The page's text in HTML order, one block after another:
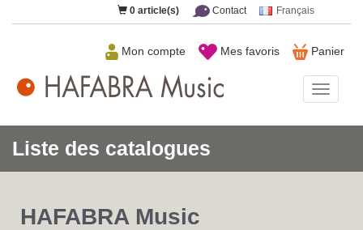
0 article(s) Contact Français
Panier
Mes favoris
Mon compte
Music
Liste des catalogues
HAFABRA Music